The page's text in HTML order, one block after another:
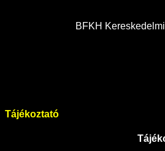
BFKH
Tájékoztató